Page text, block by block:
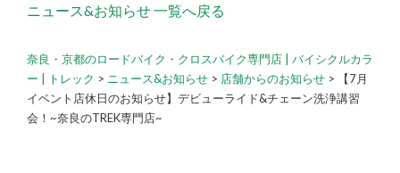
ニュース&お知らせ 一覧へ戻る
奈良・京都のロードバイク・クロスバイク専門店 | バイシクルカラ
ー | トレック > ニュース&お知らせ > 店舗からのお知らせ >
【7月
イベント店休日のお知らせ】デビューライド&チェーン洗浄講習
会！~奈良のTREK専門店~